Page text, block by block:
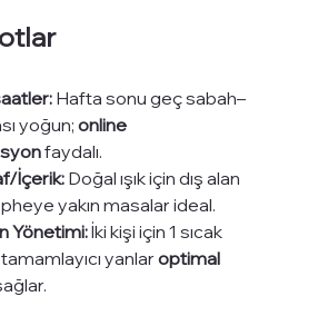
Hafta sonu geç sabah–
yoğun; online
faydalı.
İçerik: Doğal ışık için dış alan
yakın masalar ideal.
Yönetimi: İki kişi için 1 sıcak
yanlar optimal